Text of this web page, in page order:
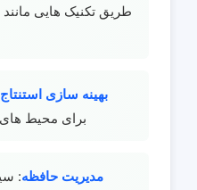
طریق تکنیک هایی
بهینه سازی استنتاج
برای محیط
مدیریت حافظه: